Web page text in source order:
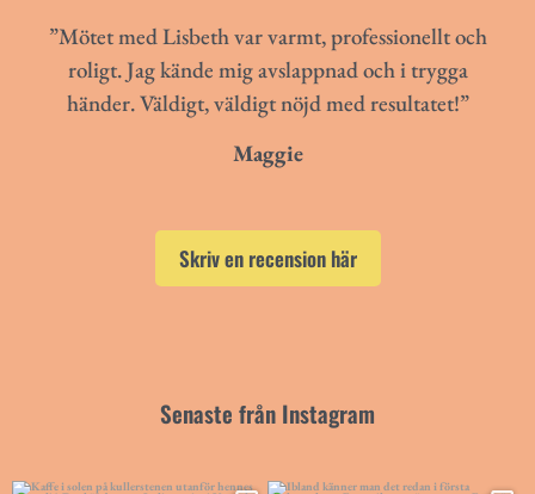
”Mötet med Lisbeth var varmt, professionellt och
roligt. Jag kände mig avslappnad och i trygga
händer. Väldigt, väldigt nöjd med resultatet!”
Maggie
Skriv en recension här
Senaste från Instagram